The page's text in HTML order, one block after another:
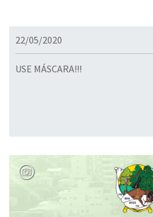
22/05/2020
USE MÁSCARA!!!